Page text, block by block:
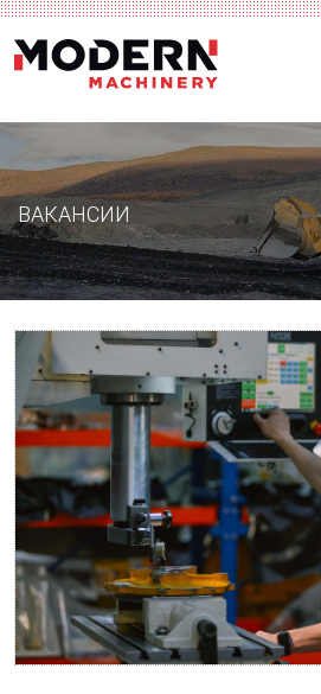
ВАКАНСИИ